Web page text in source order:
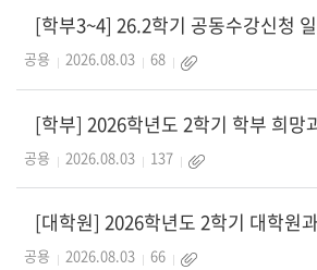
공용 2026.08.03 68
공용 2026.08.03 137
공용 2026.08.03 66